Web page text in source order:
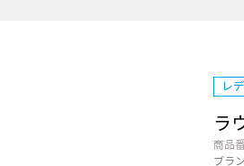
レ
ラ
商品
ブラ